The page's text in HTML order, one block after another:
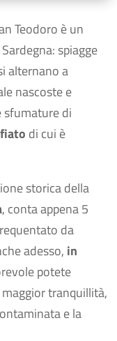
Teodoro è un
spiagge
alternano a
nascoste e
sfumature di
di cui è
storica della
, conta appena 5
da
adesso, in
potete
tranquillità,
e la